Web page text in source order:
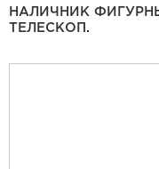
НАЛИЧНИК
ТЕЛЕСКОП.